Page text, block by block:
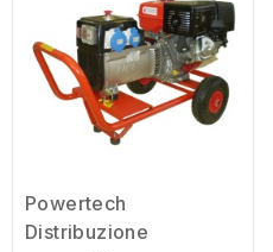
Powertech
Distribuzione